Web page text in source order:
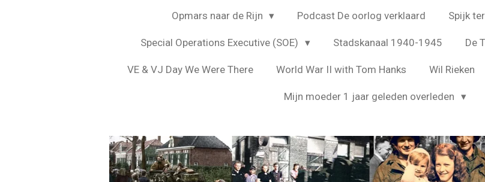
Opmars naar de Rijn Podcast De oorlog verklaard Spijk
Special Operations Executive (SOE) Stadskanaal 1940-1945 De
VE & VJ Day We Were There World War II with Tom Hanks Wil Rieken
Mijn moeder 1 jaar geleden overleden